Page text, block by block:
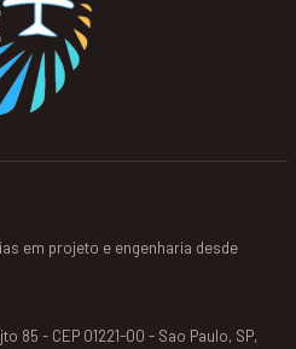
em projeto e engenharia desde
85 - CEP 01221-00 - Sao Paulo, SP,